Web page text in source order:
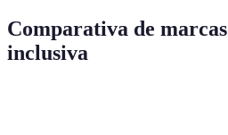
Comparativa de
inclusiva